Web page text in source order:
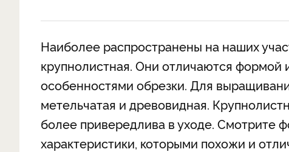
Наиболее распространены на наших
крупнолистная. Они отличаются формой
особенностями обрезки. Для
метельчатая и древовидная.
более привередлива в уходе. Смотрите
характеристики, которыми похожи и